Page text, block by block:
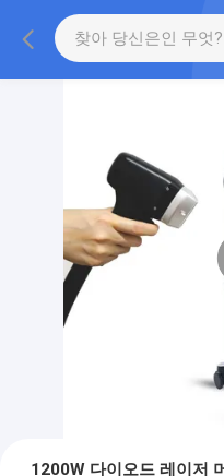
1200W 다이오드 레이저